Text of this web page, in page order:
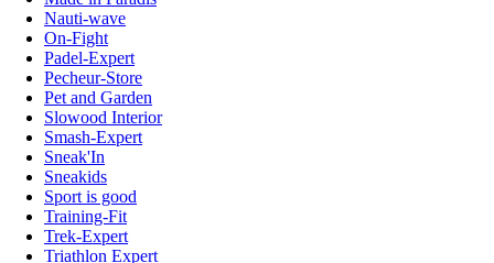
Nauti-wave
On-Fight
Padel-Expert
Pecheur-Store
Pet and Garden
Slowood Interior
Smash-Expert
Sneak'In
Sneakids
Sport is good
Training-Fit
Trek-Expert
Triathlon Expert